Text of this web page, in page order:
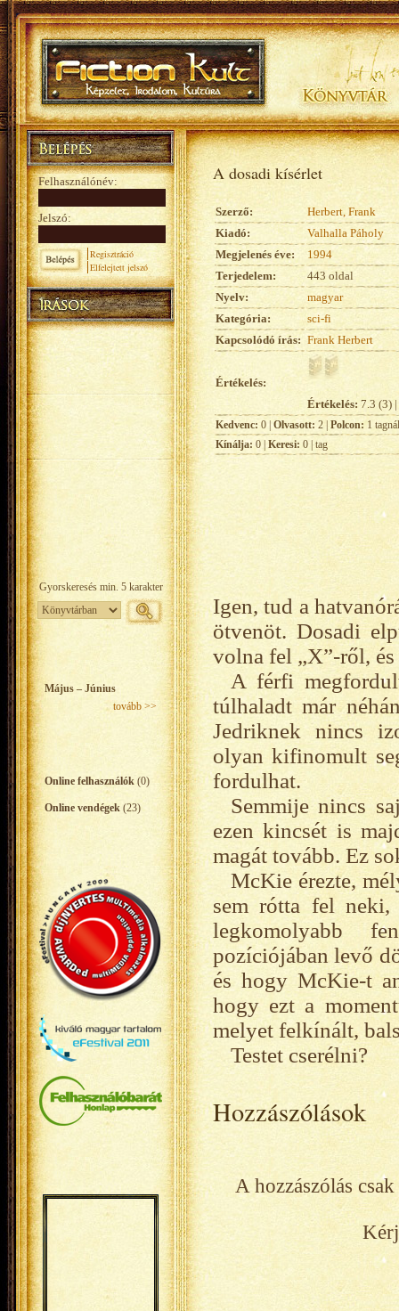
Felhasználónév:
Jelszó:
Regisztráció
Elfelejtett jelszó
Május – Június
tovább >>
Online felhasználók (0)
Online vendégek (23)
A dosadi kísérlet
Szerző:
Herbert, Frank
Kiadó:
Valhalla Páholy
Megjelenés éve:
1994
Terjedelem:
443 oldal
Nyelv:
magyar
Kategória:
sci-fi
Kapcsolódó írás: Frank Herbert
Értékelés:
Értékelés: 7.3 (3)
Kedvenc: 0 | Olvasott: 2 | Polcon: 1 tagnál
Kínálja: 0 | Keresi: 0 | tag
Igen, tud a
ötvenöt. Dosadi
volna fel „X”-ről,
A férfi
túlhaladt már
Jedriknek nincs
olyan kifinomult
fordulhat.
Semmije nincs
ezen kincsét is
magát tovább. Ez
McKie érezte,
sem rótta fel neki,
legkomolyabb
pozíciójában levő
és hogy McKie-t
hogy ezt a
melyet felkínált,
Testet cserélni?
Hozzászólások
A hozzászólás